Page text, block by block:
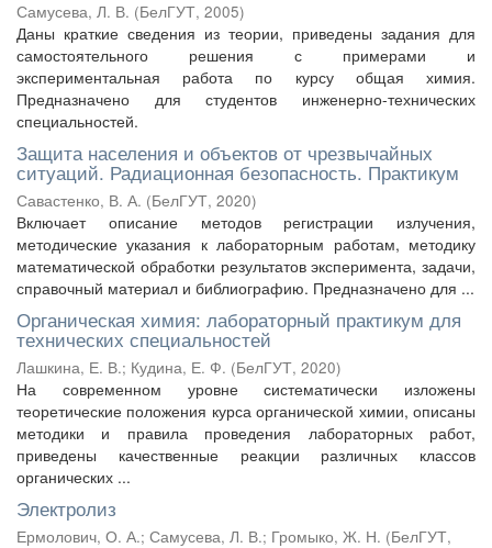
Самусева, Л. В. (БелГУТ, 2005)
Даны краткие сведения из теории, приведены задания для
самостоятельного решения с примерами и
экспериментальная работа по курсу общая химия.
Предназначено для студентов инженерно-технических
специальностей.
Защита населения и объектов от чрезвычайных
ситуаций. Радиационная безопасность. Практикум
Савастенко, В. А. (БелГУТ, 2020)
Включает описание методов регистрации излучения,
методические указания к лабораторным работам, методику
математической обработки результатов эксперимента, задачи,
справочный материал и библиографию. Предназначено для ...
Органическая химия: лабораторный практикум для
технических специальностей
Лашкина, Е. В.; Кудина, Е. Ф. (БелГУТ, 2020)
На современном уровне систематически изложены
теоретические положения курса органической химии, описаны
методики и правила проведения лабораторных работ,
приведены качественные реакции различных классов
органических ...
Электролиз
Ермолович, О. А.; Самусева, Л. В.; Громыко, Ж. Н. (БелГУТ,